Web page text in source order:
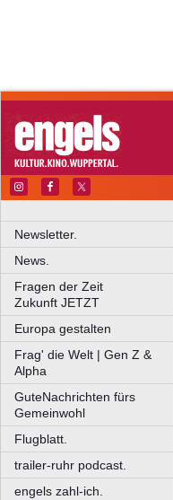
Newsletter.
News.
Fragen der Zeit
Zukunft JETZT
Europa gestalten
Frag' die Welt | Gen Z &
Alpha
GuteNachrichten fürs
Gemeinwohl
Flugblatt.
trailer-ruhr podcast.
engels zahl-ich.